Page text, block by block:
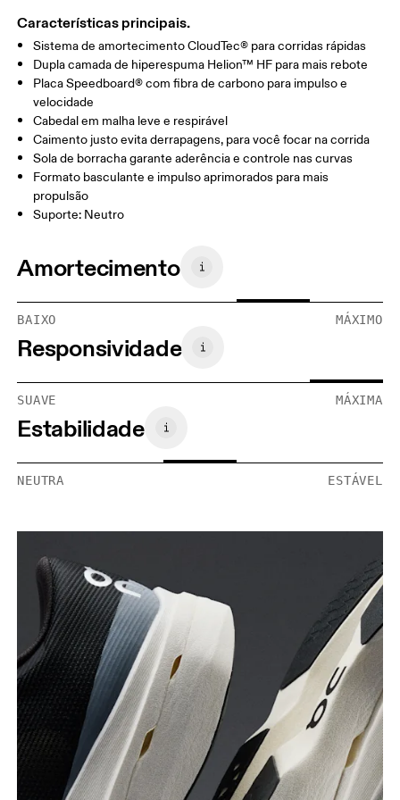
Características principais.
Sistema de amortecimento CloudTec® para corridas rápidas
Dupla camada de hiperespuma Helion™ HF para mais rebote
Placa Speedboard® com fibra de carbono para impulso e
velocidade
Cabedal em malha leve e respirável
Caimento justo evita derrapagens, para você focar na corrida
Sola de borracha garante aderência e controle nas curvas
Formato basculante e impulso aprimorados para mais
propulsão
Suporte: Neutro
Amortecimento
BAIXO MÁXIMO
Responsividade
SUAVE MÁXIMA
Estabilidade
NEUTRA ESTÁVEL